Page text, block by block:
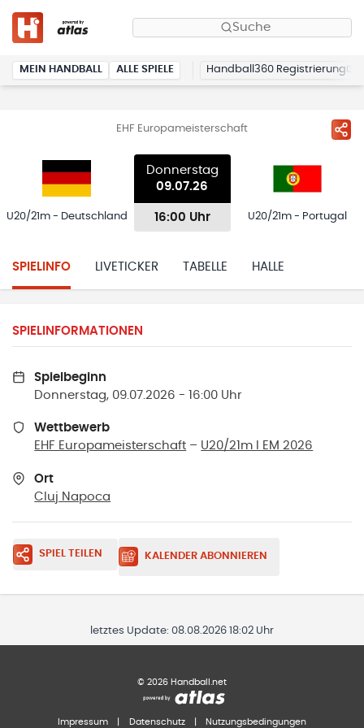
Suche
MEIN HANDBALL ALLE SPIELE Handball360 Registrierung
EHF Europameisterschaft
U20/21m - Deutschland
Donnerstag
09.07.26
16:00 Uhr U20/21m - Portugal
SPIELINFO LIVETICKER TABELLE HALLE
SPIELINFORMATIONEN
Spielbeginn
Donnerstag, 09.07.2026 - 16:00 Uhr
Wettbewerb
EHF Europameisterschaft – U20/21m I EM 2026
Ort
Cluj Napoca
SPIEL TEILEN KALENDER ABONNIEREN
letztes Update: 08.08.2026 18:02 Uhr
© 2026 Handball.net
Impressum Datenschutz Nutzungsbedingungen